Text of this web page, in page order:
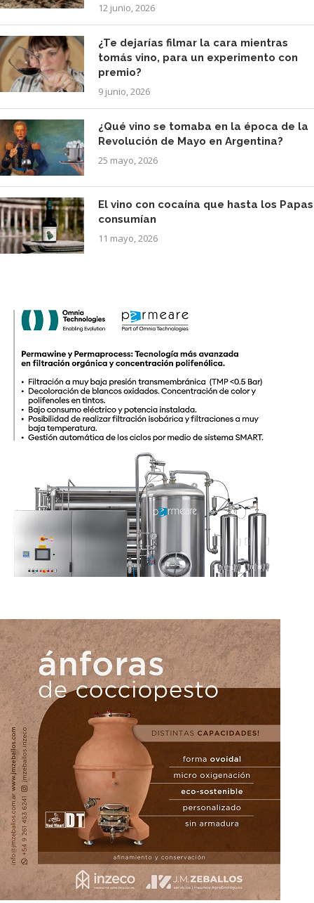
12 junio, 2026
¿Te dejarías filmar la cara mientras
tomás vino, para un experimento con
premio?
9 junio, 2026
¿Qué vino se tomaba en la época de la
Revolución de Mayo en Argentina?
25 mayo, 2026
El vino con cocaína que hasta los Papas
consumían
11 mayo, 2026